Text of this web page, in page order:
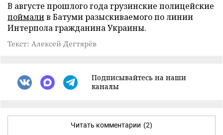
В августе прошлого года грузинские полицейские
поймалив Батуми разыскиваемого по линии
Интерпола гражданина Украины.
Текст: Алексей Дегтярёв
Подписывайтесь на наши
каналы
Читать комментарии (2)